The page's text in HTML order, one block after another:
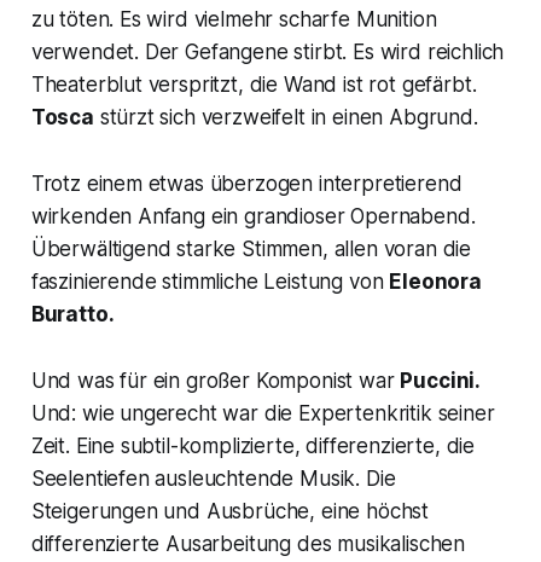
zu töten. Es wird vielmehr scharfe Munition
verwendet. Der Gefangene stirbt. Es wird reichlich
Theaterblut verspritzt, die Wand ist rot gefärbt.
Tosca stürzt sich verzweifelt in einen Abgrund.
Trotz einem etwas überzogen interpretierend
wirkenden Anfang ein grandioser Opernabend.
Überwältigend starke Stimmen, allen voran die
faszinierende stimmliche Leistung von Eleonora
Buratto.
Und was für ein großer Komponist war Puccini.
Und: wie ungerecht war die Expertenkritik seiner
Zeit. Eine subtil-komplizierte, differenzierte, die
Seelentiefen ausleuchtende Musik. Die
Steigerungen und Ausbrüche, eine höchst
differenzierte Ausarbeitung des musikalischen